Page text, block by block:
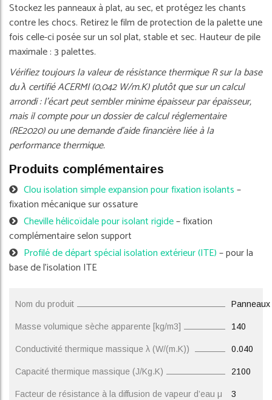
Stockez les panneaux à plat, au sec, et protégez les chants
contre les chocs. Retirez le film de protection de la palette une
fois celle-ci posée sur un sol plat, stable et sec. Hauteur de pile
maximale : 3 palettes.
Vérifiez toujours la valeur de résistance thermique R sur la base
du λ certifié ACERMI (0,042 W/m.K) plutôt que sur un calcul
arrondi : l'écart peut sembler minime épaisseur par épaisseur,
mais il compte pour un dossier de calcul réglementaire
(RE2020) ou une demande d'aide financière liée à la
performance thermique.
Produits complémentaires
Clou isolation simple expansion pour fixation isolants–
fixation mécanique sur ossature
Cheville hélicoïdale pour isolant rigide– fixation
complémentaire selon support
Profilé de départ spécial isolation extérieur (ITE)– pour la
base de l'isolation ITE
Nom du produit
Masse volumique sèche apparente [kg/m3] 140
Conductivité thermique massique λ (W/(m.K)) 0.040
Capacité thermique massique (J/Kg.K) 2100
Facteur de résistance à la diffusion de vapeur d’eau μ 3